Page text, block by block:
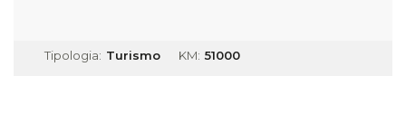
Tipologia: Turismo KM: 51000